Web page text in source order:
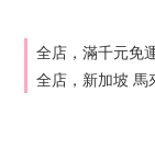
全店，滿千元免
全店，新加坡 馬